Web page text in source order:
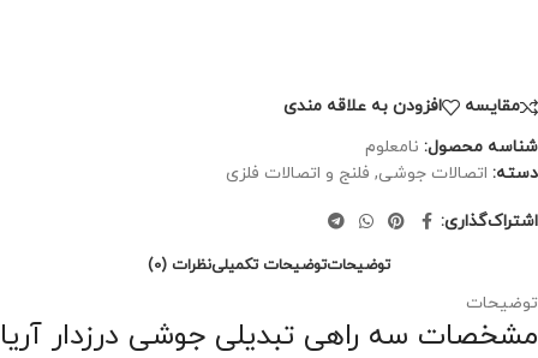
مقايسه
افزودن به علاقه مندی
شناسه محصول: نامعلوم
دسته: اتصالات جوشی, فلنج و اتصالات فلزی
اشتراک‌گذاری:
توضیحاتتوضیحات تکمیلینظرات (0)
توضیحات
مشخصات سه راهی تبدیلی جوشی درزدار آریا